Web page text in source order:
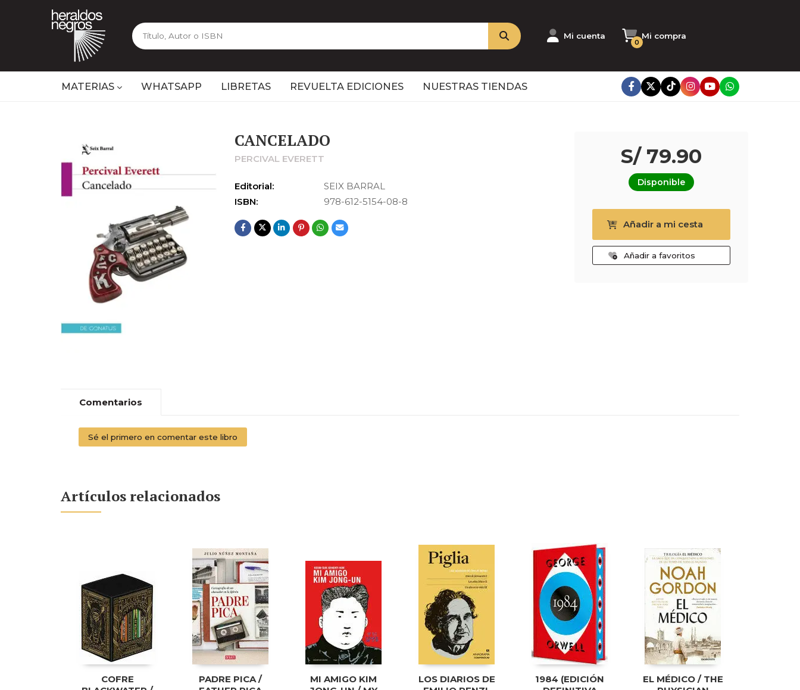
Mi cuenta Mi compra
0
MATERIAS WHATSAPP LIBRETAS REVUELTA EDICIONES NUESTRAS TIENDAS
CANCELADO
PERCIVAL EVERETT
Editorial:
SEIX BARRAL
ISBN:
978-612-5154-08-8
S/ 79.90
Disponible
Añadir a mi cesta
Añadir a favoritos
Comentarios
Sé el primero en comentar este libro
Artículos relacionados
COFRE
PADRE PICA /
MI AMIGO KIM
LOS DIARIOS DE
1984 (EDICIÓN
EL MÉDICO / THE